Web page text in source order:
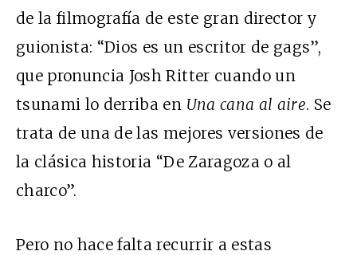
de la filmografía de este gran director y
guionista: “Dios es un escritor de gags”,
que pronuncia Josh Ritter cuando un
tsunami lo derriba en Una cana al aire. Se
trata de una de las mejores versiones de
la clásica historia “De Zaragoza o al
charco”.
Pero no hace falta recurrir a estas